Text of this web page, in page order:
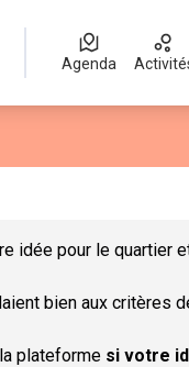
Agenda
idée pour le quartier
bien aux critères
plateforme si votre